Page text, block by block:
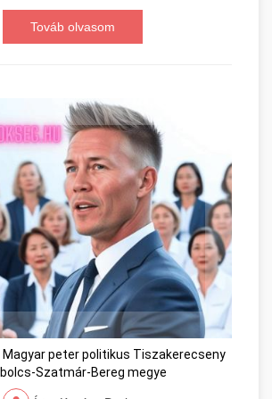
Továb olvasom
Magyar peter politikus Tiszakerecseny
Szatmár-Bereg megye